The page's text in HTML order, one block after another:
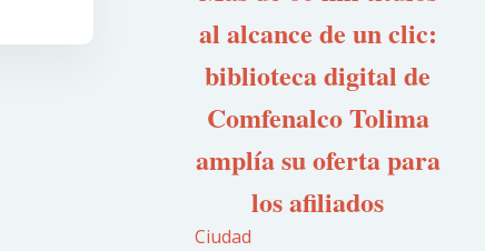
al alcance de un clic:
biblioteca digital de
Comfenalco Tolima
amplía su oferta para
los afiliados
Ciudad